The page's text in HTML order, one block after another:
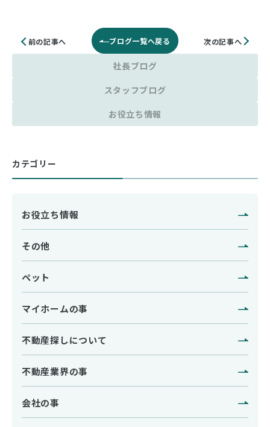
社長ブログ
スタッフブログ
お役立ち情報
カテゴリー
お役立ち情報
その他
ペット
マイホームの事
不動産探しについて
不動産業界の事
会社の事
前の記事へ ブログ一覧へ戻る 次の記事へ